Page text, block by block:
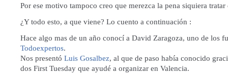
Por ese motivo tampoco creo que merezca la pena siquiera
¿Y todo esto, a que viene? Lo cuento a continuación :
Hace algo mas de un año conocí a David Zaragoza, uno de los
Todoexpertos.
Nos presentó Luis Gosalbez, al que de paso había conocido
dos First Tuesday que ayudé a organizar en Valencia.